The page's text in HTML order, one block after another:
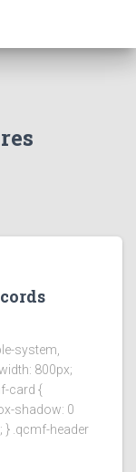
system,
800px;
card {
shadow: 0
} .qcmf-header